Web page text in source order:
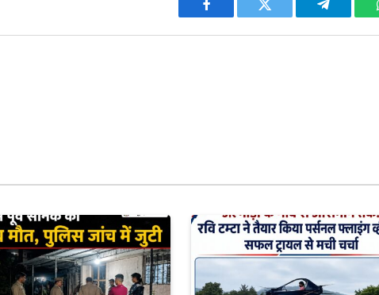
Facebook Twitter Telegram